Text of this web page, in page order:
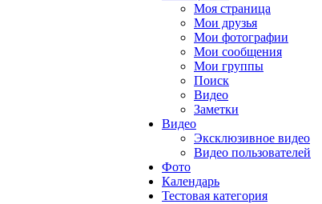
Моя страница
Мои друзья
Мои фотографии
Мои сообщения
Мои группы
Поиск
Видео
Заметки
Видео
Эксклюзивное видео
Видео пользователей
Фото
Календарь
Тестовая категория